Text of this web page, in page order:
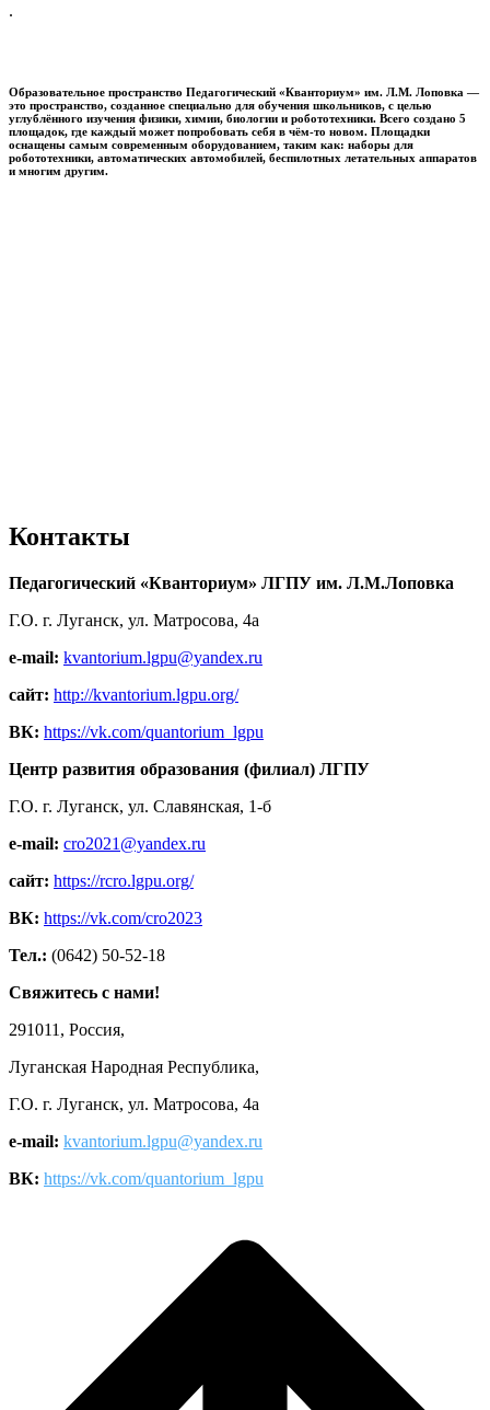
.
Образовательное пространство Педагогический «Кванториум» им. Л.М. Лоповка —
это пространство, созданное специально для обучения школьников, с целью
углублённого изучения физики, химии, биологии и робототехники. Всего создано 5
площадок, где каждый может попробовать себя в чём-то новом. Площадки
оснащены самым современным оборудованием, таким как: наборы для
робототехники, автоматических автомобилей, беспилотных летательных аппаратов
и многим другим.
Контакты
Педагогический «Кванториум» ЛГПУ им. Л.М.Лоповка
Г.О. г. Луганск, ул. Матросова, 4а
e-mail: kvantorium.lgpu@yandex.ru
сайт: http://kvantorium.lgpu.org/
ВК: https://vk.com/quantorium_lgpu
Центр развития образования (филиал) ЛГПУ
Г.О. г. Луганск, ул. Славянская, 1-б
e-mail: cro2021@yandex.ru
сайт: https://rcro.lgpu.org/
ВК: https://vk.com/cro2023
Тел.: (0642) 50-52-18
Свяжитесь с нами!
291011, Россия,
Луганская Народная Республика,
Г.О. г. Луганск, ул. Матросова, 4а
e-mail: kvantorium.lgpu@yandex.ru
ВК: https://vk.com/quantorium_lgpu